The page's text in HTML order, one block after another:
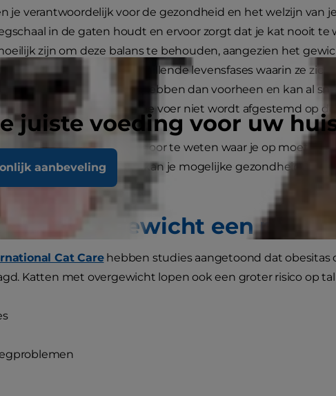
juiste voeding voor uw
aanbeveling
je verantwoordelijk voor de gezondheid en het welzijn van
in de gaten houdt en ervoor zorgt dat je kat nooit te
zijn om deze balans te behouden, aangezien het
al naargelang de verschillende levensfases waarin ze
minder voer nodig hebben dan voorheen en kan al
de hoeveelheid of het type voer niet wordt afgestemd op
even eenvoudig, maar door te weten waar je op moet
en dagelijkse routine kan je mogelijke
kop opsteken.
is overgewicht een
Cat Carehebben studies aangetoond dat obesitas
Katten met overgewicht lopen ook een groter risico op tal